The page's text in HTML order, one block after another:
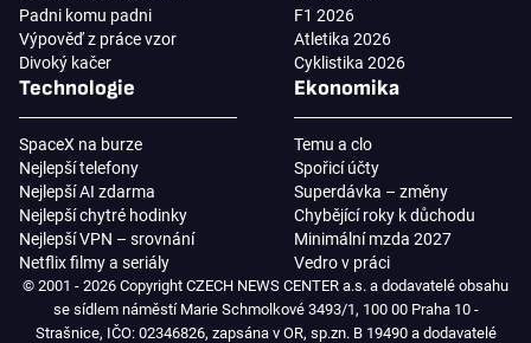
Padni komu padni
Výpověď z práce vzor
Divoký kačer
F1 2026
Atletika 2026
Cyklistika 2026
Technologie
SpaceX na burze
Nejlepší telefony
Nejlepší AI zdarma
Nejlepší chytré hodinky
Nejlepší VPN – srovnání
Netflix filmy a seriály
Ekonomika
Temu a clo
Spořicí účty
Superdávka – změny
Chybějící roky k důchodu
Minimální mzda 2027
Vedro v práci
© 2001 - 2026 Copyright CZECH NEWS CENTER a.s. a dodavatelé obsahu
se sídlem náměstí Marie Schmolkové 3493/1, 100 00 Praha 10 -
Strašnice, IČO: 02346826, zapsána v OR, sp.zn. B 19490 a dodavatelé